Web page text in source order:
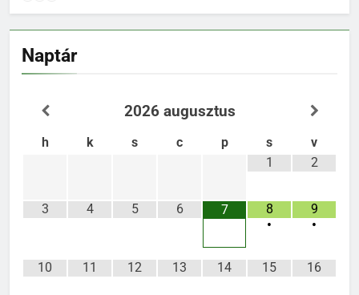
Naptár
2026 augusztus
h k s c p s
v
1
2
3 4 5 6 7
8
•
9
•
10 11 12 13 14 15 16